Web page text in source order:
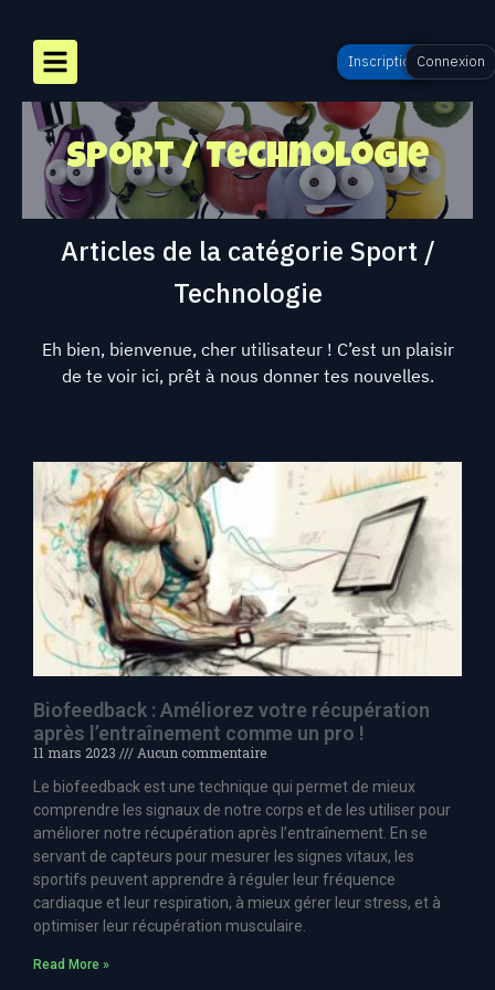
InscriptionConnexion
Sport / Technologie
Articles de la catégorie Sport /
Technologie
Eh bien, bienvenue, cher utilisateur ! C’est un plaisir
de te voir ici, prêt à nous donner tes nouvelles.
Biofeedback : Améliorez votre récupération
après l’entraînement comme un pro !
11 mars 2023
Aucun commentaire
Le biofeedback est une technique qui permet de mieux
comprendre les signaux de notre corps et de les utiliser pour
améliorer notre récupération après l’entraînement. En se
servant de capteurs pour mesurer les signes vitaux, les
sportifs peuvent apprendre à réguler leur fréquence
cardiaque et leur respiration, à mieux gérer leur stress, et à
optimiser leur récupération musculaire.
Read More »